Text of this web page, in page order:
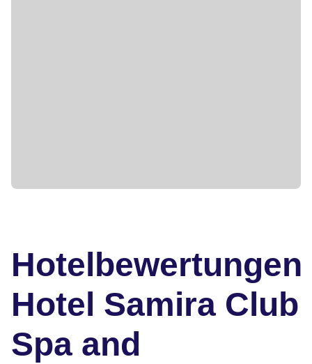
Hotelbewertungen
Hotel Samira Club
Spa and